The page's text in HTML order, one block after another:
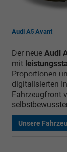
Audi A5 Avant
Der neue Audi
mit
Proportionen
digitalisierten
Fahrzeugfront
Unsere